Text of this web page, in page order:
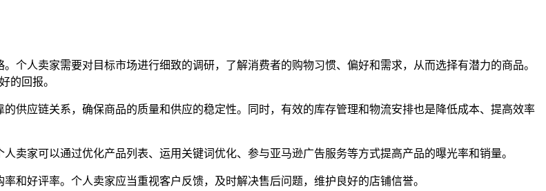
个人卖家需要对目标市场进行细致的调研，了解消费者的购物习惯、偏好和需求，从而选择有潜力的商品。
的回报。
供应链关系，确保商品的质量和供应的稳定性。同时，有效的库存管理和物流安排也是降低成本、提高效率
卖家可以通过优化产品列表、运用关键词优化、参与亚马逊广告服务等方式提高产品的曝光率和销量。
和好评率。个人卖家应当重视客户反馈，及时解决售后问题，维护良好的店铺信誉。